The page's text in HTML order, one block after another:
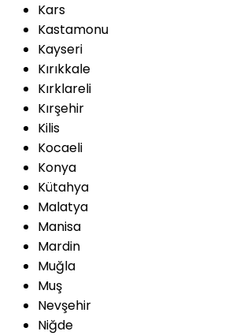
Kars
Kastamonu
Kayseri
Kırıkkale
Kırklareli
Kırşehir
Kilis
Kocaeli
Konya
Kütahya
Malatya
Manisa
Mardin
Muğla
Muş
Nevşehir
Niğde